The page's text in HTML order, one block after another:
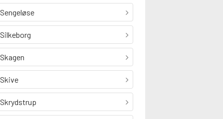
Sengeløse
Silkeborg
Skagen
Skive
Skrydstrup